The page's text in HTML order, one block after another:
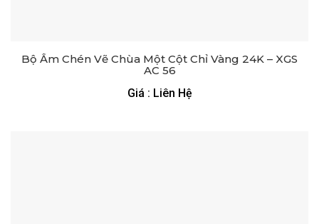
Bộ Ấm Chén Vẽ Chùa Một Cột Chỉ Vàng 24K – XGS
AC 56
Giá : Liên Hệ